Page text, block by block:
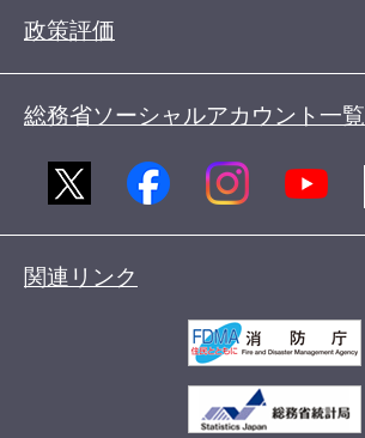
政策評価
総務省ソーシャルアカウント一覧
関連リンク